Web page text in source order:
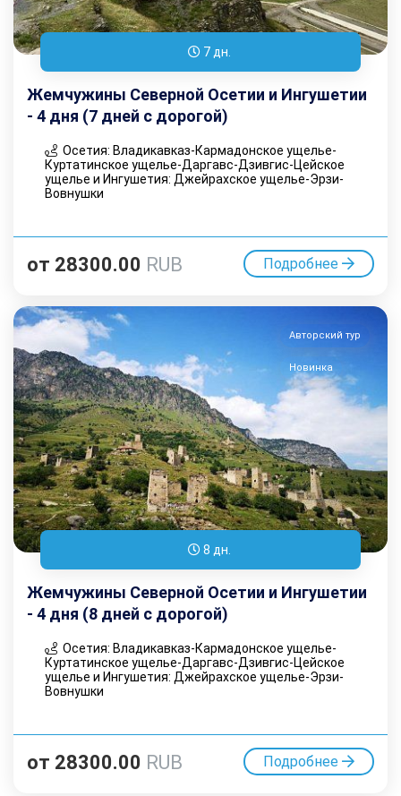
7 дн.
Жемчужины Северной Осетии и Ингушетии
- 4 дня (7 дней с дорогой)
Осетия: Владикавказ-Кармадонское ущелье-
Куртатинское ущелье-Даргавс-Дзивгис-Цейское
ущелье и Ингушетия: Джейрахское ущелье-Эрзи-
Вовнушки
от 28300.00 RUB Подробнее
Авторский тур
Новинка
8 дн.
Жемчужины Северной Осетии и Ингушетии
- 4 дня (8 дней с дорогой)
Осетия: Владикавказ-Кармадонское ущелье-
Куртатинское ущелье-Даргавс-Дзивгис-Цейское
ущелье и Ингушетия: Джейрахское ущелье-Эрзи-
Вовнушки
от 28300.00 RUB Подробнее